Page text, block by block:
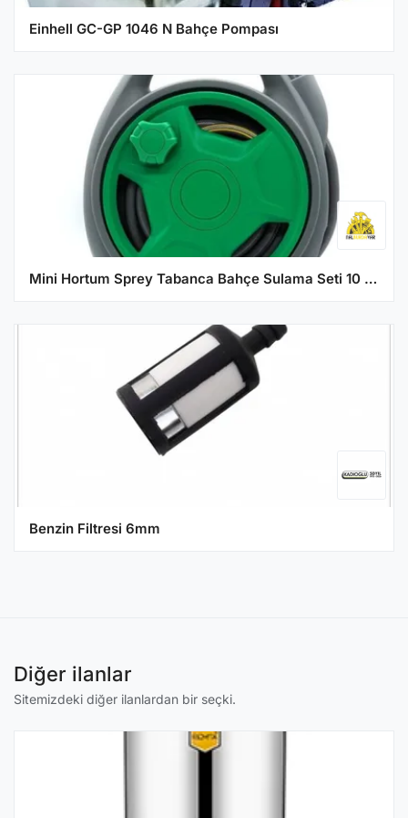
Einhell GC-GP 1046 N Bahçe Pompası
Mini Hortum Sprey Tabanca Bahçe Sulama Seti 10 mt DAYE DY637
Benzin Filtresi 6mm
Diğer ilanlar
Sitemizdeki diğer ilanlardan bir seçki.